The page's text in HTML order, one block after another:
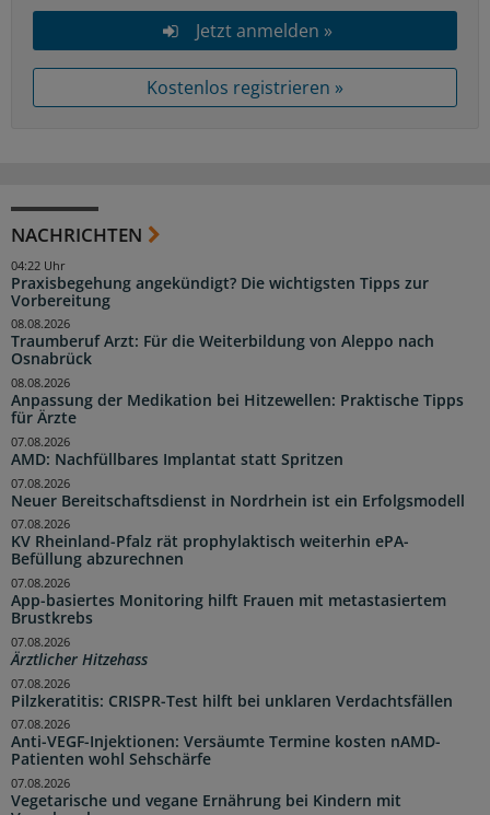
Jetzt anmelden »
Kostenlos registrieren »
NACHRICHTEN
Praxisbegehung angekündigt? Die wichtigsten Tipps zur
Vorbereitung
04:22 Uhr
Traumberuf Arzt: Für die Weiterbildung von Aleppo nach
Osnabrück
08.08.2026
Anpassung der Medikation bei Hitzewellen: Praktische Tipps
für Ärzte
08.08.2026
AMD: Nachfüllbares Implantat statt Spritzen
07.08.2026
Neuer Bereitschaftsdienst in Nordrhein ist ein Erfolgsmodell
07.08.2026
KV Rheinland-Pfalz rät prophylaktisch weiterhin ePA-
Befüllung abzurechnen
07.08.2026
App-basiertes Monitoring hilft Frauen mit metastasiertem
Brustkrebs
07.08.2026
Ärztlicher Hitzehass
07.08.2026
Pilzkeratitis: CRISPR-Test hilft bei unklaren Verdachtsfällen
07.08.2026
Anti-VEGF-Injektionen: Versäumte Termine kosten nAMD-
Patienten wohl Sehschärfe
07.08.2026
Vegetarische und vegane Ernährung bei Kindern mit
07.08.2026